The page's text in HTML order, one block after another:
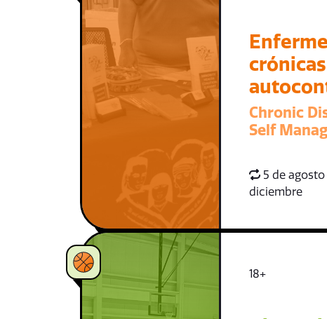
Chronic
Self
5 de agosto
diciembre
18+